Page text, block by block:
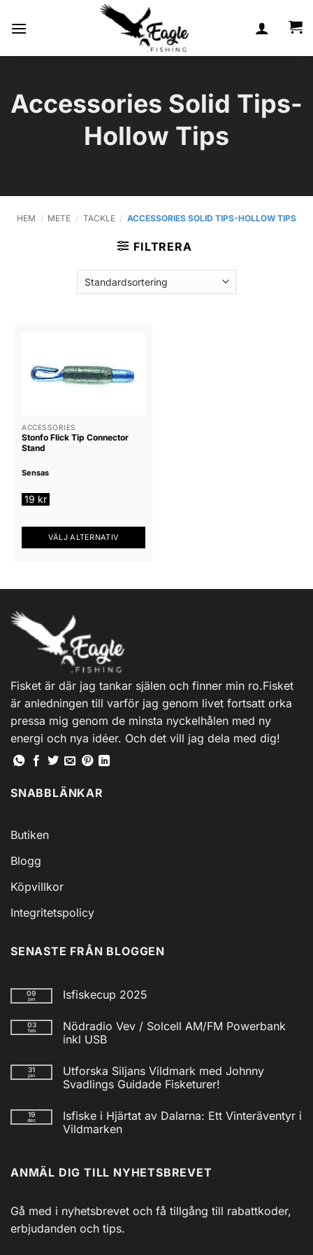
Accessories Solid Tips-
Hollow Tips
HEM / METE / TACKLE / ACCESSORIES SOLID TIPS-HOLLOW TIPS
FILTRERA
ACCESSORIES
Stonfo Flick Tip Connector
Stand
Sensas
19 kr
VÄLJ ALTERNATIV
flera
varianter.
alternativen
kan
väljas
på
produktsidan
Fisket är där jag tankar själen och finner min ro.Fisket
är anledningen till varför jag genom livet fortsatt orka
pressa mig genom de minsta nyckelhålen med ny
energi och nya idéer. Och det vill jag dela med dig!
SNABBLÄNKAR
Butiken
Blogg
Köpvillkor
Integritetspolicy
SENASTE FRÅN BLOGGEN
09
jan Isfiskecup 2025
till
Isfiskecup
2025
03
feb
Nödradio Vev / Solcell AM/FM Powerbank
inkl USB
till
Nödradio
Vev
AM/FM
Powerbank
inkl
31
jan
Utforska Siljans Vildmark med Johnny
Svadlings Guidade Fisketurer!
till
Utforska
Siljans
Svadlings
Guidade
19
dec
Isfiske i Hjärtat av Dalarna: Ett Vinteräventyr i
Vildmarken
Isfiske
i
Dalarna:
Ett
Vinteräventyr
i
ANMÄL DIG TILL NYHETSBREVET
Gå med i nyhetsbrevet och få tillgång till rabattkoder,
erbjudanden och tips.